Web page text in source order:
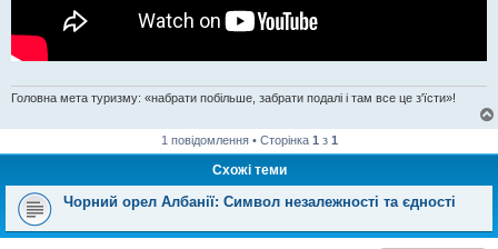
Головна мета туризму: «набрати побільше, забрати подалі і там все це з'їсти»!
1 повідомлення • Сторінка 1 з 1
Схожі теми
Чорний орел Албанії: Символ незалежності та єдності